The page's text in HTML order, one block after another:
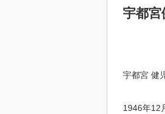
宇都宮
宇都宮 健
1946年12